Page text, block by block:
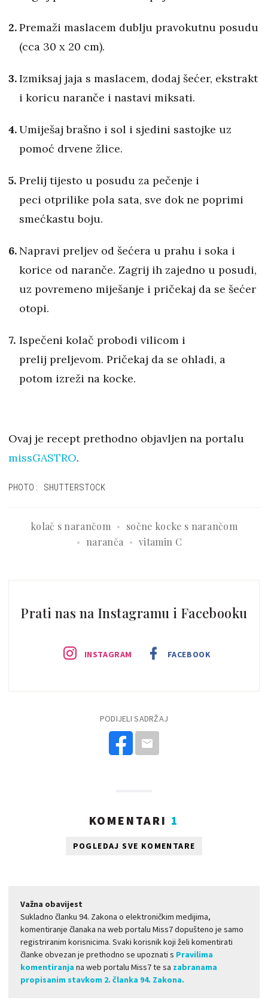
Premaži maslacem dublju pravokutnu posudu
(cca 30 x 20 cm).
Izmiksaj jaja s maslacem, dodaj šećer, ekstrakt
i koricu naranče i nastavi miksati.
Umiješaj brašno i sol i sjedini sastojke uz
pomoć drvene žlice.
Prelij tijesto u posudu za pečenje i
peci otprilike pola sata, sve dok ne poprimi
smećkastu boju.
Napravi preljev od šećera u prahu i soka i
korice od naranče. Zagrij ih zajedno u posudi,
uz povremeno miješanje i pričekaj da se šećer
otopi.
Ispečeni kolač probodi vilicom i
prelij preljevom. Pričekaj da se ohladi, a
potom izreži na kocke.
Ovaj je recept prethodno objavljen na portalu
missGASTRO.
PHOTO: SHUTTERSTOCK
kolač s narančom
sočne kocke s narančom
naranča
vitamin C
Prati nas na Instagramu i Facebooku
INSTAGRAM FACEBOOK
PODIJELI SADRŽAJ
KOMENTARI 1
POGLEDAJ SVE KOMENTARE
Važna obavijest
Sukladno članku 94. Zakona o elektroničkim medijima,
komentiranje članaka na web portalu Miss7 dopušteno je samo
registriranim korisnicima. Svaki korisnik koji želi komentirati
članke obvezan je prethodno se upoznati s Pravilima
komentiranja na web portalu Miss7 te sa zabranama
propisanim stavkom 2. članka 94. Zakona.